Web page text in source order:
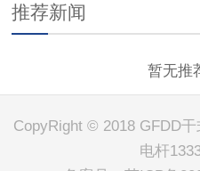
推荐新闻
暂无推
CopyRight © 2018 GFDD
电杆